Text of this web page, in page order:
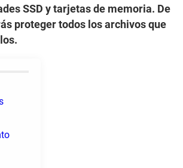
SSD y tarjetas de memoria. De
proteger todos los archivos que